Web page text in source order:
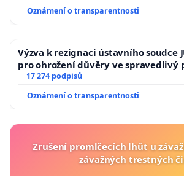
Oznámení o transparentnosti
Výzva k rezignaci ústavního soudce
pro ohrožení důvěry ve spravedlivý
17 274 podpisů
Oznámení o transparentnosti
Zrušení promlčecích lhůt u
závažných trestných